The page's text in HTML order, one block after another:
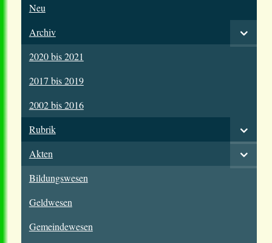
Neu
Archiv
2020 bis 2021
2017 bis 2019
2002 bis 2016
Rubrik
Akten
Bildungswesen
Geldwesen
Gemeindewesen